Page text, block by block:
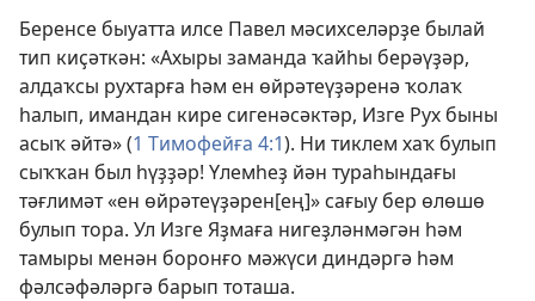
Беренсе быуатта илсе Павел мәсихселәрҙе былай
тип киҫәткән: «Ахыры заманда ҡайһы берәүҙәр,
алдаҡсы рухтарға һәм ен өйрәтеүҙәренә ҡолаҡ
һалып, имандан кире сигенәсәктәр, Изге Рух быны
асыҡ әйтә» (1 Тимофейға 4:1). Ни тиклем хаҡ булып
сыҡҡан был һүҙҙәр! Үлемһеҙ йән тураһындағы
тәғлимәт «ен өйрәтеүҙәрен[ең]» сағыу бер өлөшө
булып тора. Ул Изге Яҙмаға нигеҙләнмәгән һәм
тамыры менән боронғо мәжүси диндәргә һәм
фәлсәфәләргә барып тоташа.